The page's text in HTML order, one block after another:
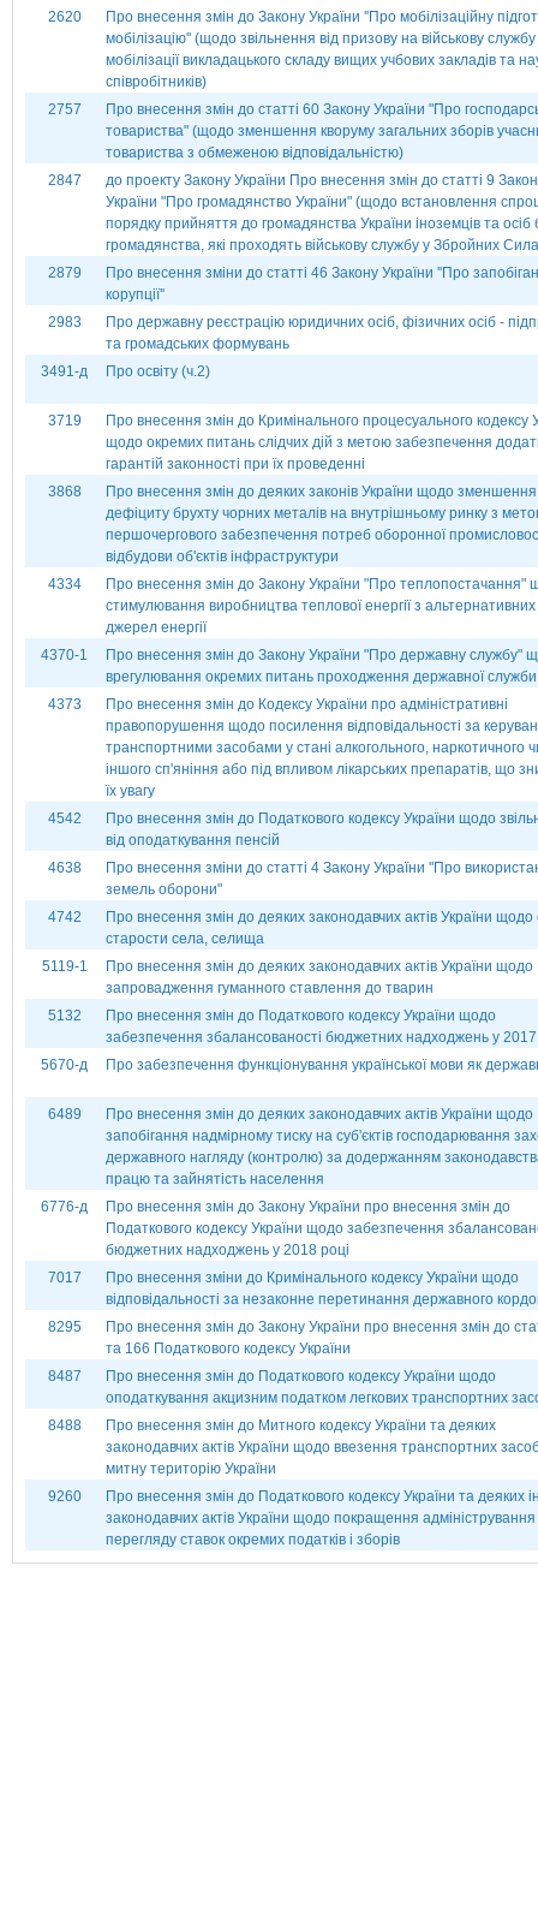
2620
Про внесення змін до Закону України ''Про мобілізаційну
мобілізацію'' (щодо звільнення від призову на військову службу
мобілізації викладацького складу вищих учбових закладів та
співробітників)
2757
Про внесення змін до статті 60 Закону України "Про
товариства" (щодо зменшення кворуму загальних зборів
товариства з обмеженою відповідальністю)
2847
до проекту Закону України Про внесення змін до статті 9
України "Про громадянство України" (щодо встановлення
порядку прийняття до громадянства України іноземців та осіб
громадянства, які проходять військову службу у Збройних
2879
Про внесення зміни до статті 46 Закону України ''Про
корупції''
2983
Про державну реєстрацію юридичних осіб, фізичних осіб -
та громадських формувань
3491-д
Про освіту (ч.2)
3719
Про внесення змін до Кримінального процесуального кодексу
щодо окремих питань слідчих дій з метою забезпечення
гарантій законності при їх проведенні
3868
Про внесення змін до деяких законів України щодо зменшення
дефіциту брухту чорних металів на внутрішньому ринку з
першочергового забезпечення потреб оборонної
відбудови об'єктів інфраструктури
4334
Про внесення змін до Закону України "Про теплопостачання"
стимулювання виробництва теплової енергії з альтернативних
джерел енергії
4370-1
Про внесення змін до Закону України "Про державну службу"
врегулювання окремих питань проходження державної служби
4373
Про внесення змін до Кодексу України про адміністративні
правопорушення щодо посилення відповідальності за
транспортними засобами у стані алкогольного, наркотичного
іншого сп'яніння або під впливом лікарських препаратів, що
їх увагу
4542
Про внесення змін до Податкового кодексу України щодо
від оподаткування пенсій
4638
Про внесення зміни до статті 4 Закону України "Про
земель оборони"
4742
Про внесення змін до деяких законодавчих актів України щодо
старости села, селища
5119-1
Про внесення змін до деяких законодавчих актів України щодо
запровадження гуманного ставлення до тварин
5132
Про внесення змін до Податкового кодексу України щодо
забезпечення збалансованості бюджетних надходжень у 2017
5670-д
Про забезпечення функціонування української мови як
6489
Про внесення змін до деяких законодавчих актів України щодо
запобігання надмірному тиску на суб'єктів господарювання
державного нагляду (контролю) за додержанням
працю та зайнятість населення
6776-д
Про внесення змін до Закону України про внесення змін до
Податкового кодексу України щодо забезпечення
бюджетних надходжень у 2018 році
7017
Про внесення зміни до Кримінального кодексу України щодо
відповідальності за незаконне перетинання державного
8295
Про внесення змін до Закону України про внесення змін до
та 166 Податкового кодексу України
8487
Про внесення змін до Податкового кодексу України щодо
оподаткування акцизним податком легкових транспортних
8488
Про внесення змін до Митного кодексу України та деяких
законодавчих актів України щодо ввезення транспортних
митну територію України
9260
Про внесення змін до Податкового кодексу України та деяких
законодавчих актів України щодо покращення
перегляду ставок окремих податків і зборів